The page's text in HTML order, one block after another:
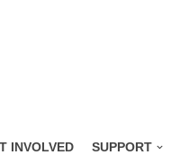
INVOLVED SUPPORT